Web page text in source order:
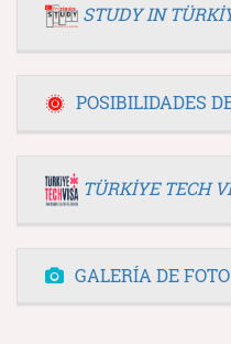
STUDY IN
POSIBILIDADES
TÜRKİYE TECH
GALERÍA DE